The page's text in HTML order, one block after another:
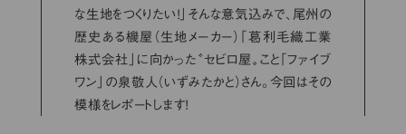
な生地をつくりたい！」そんな意気込みで、尾州の
歴史ある機屋（生地メーカー）「葛利毛織工業
株式会社」に向かった〝セビロ屋〟こと「ファイブ
ワン」の泉敬人（いずみたかと）さん。今回はその
模様をレポートします！